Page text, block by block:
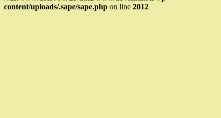
content/uploads/.sape/sape.php on line 2012